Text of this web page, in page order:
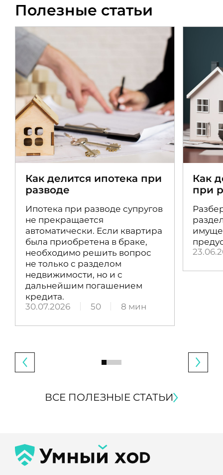
Полезные статьи
Как делится ипотека при
разводе
Ипотека при разводе супругов
не прекращается
автоматически. Если квартира
была приобретена в браке,
необходимо решить вопрос
не только с разделом
недвижимости, но и с
дальнейшим погашением
кредита.
30.07.2026
50 8 мин
Как
при
ВСЕ ПОЛЕЗНЫЕ СТАТЬИ